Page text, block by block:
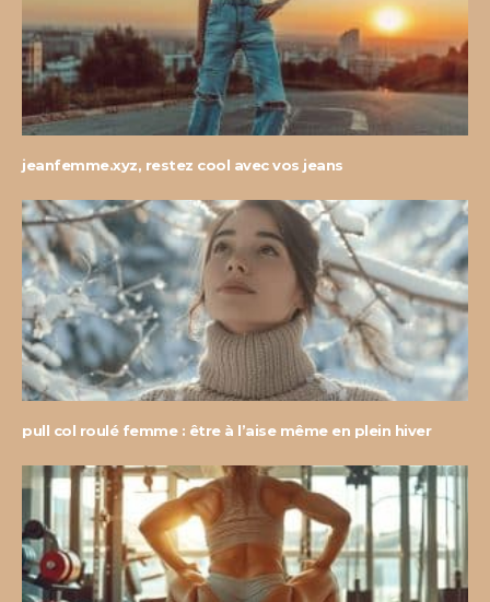
jeanfemme.xyz, restez cool avec vos jeans
pull col roulé femme : être à l’aise même en plein hiver